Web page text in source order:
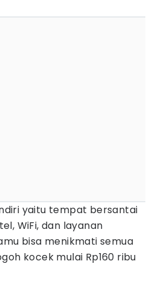
yaitu tempat bersantai
WiFi, dan layanan
bisa menikmati semua
kocek mulai Rp160 ribu